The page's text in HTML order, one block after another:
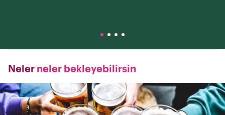
Neler neler bekleyebilirsin